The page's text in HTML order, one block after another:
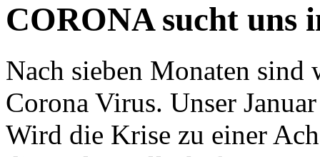
CORONA sucht uns
Nach sieben Monaten
Corona Virus. Unser
Wird die Krise zu einer